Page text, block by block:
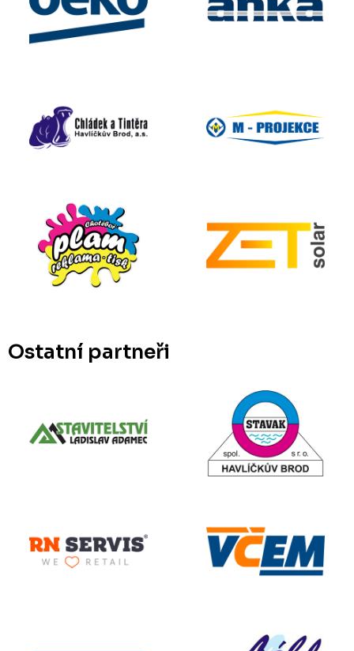
Ostatní partneři